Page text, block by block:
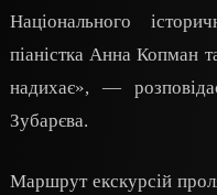
Національного
піаністка Анна Копман
надихає», —
Зубарєва.
Маршрут екскурсій